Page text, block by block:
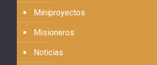
Miniproyectos
Misioneros
Noticias